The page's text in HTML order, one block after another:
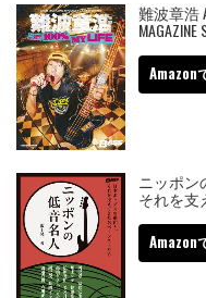
難波章浩
MAGAZINE
Amazon
ニッポン
それを支
Amazon